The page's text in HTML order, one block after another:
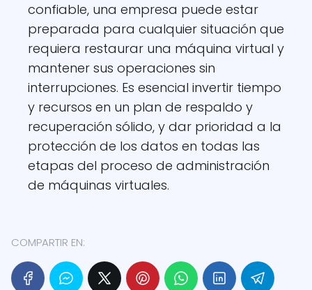
confiable, una empresa puede estar
preparada para cualquier situación que
requiera restaurar una máquina virtual y
mantener sus operaciones sin
interrupciones. Es esencial invertir tiempo
y recursos en un plan de respaldo y
recuperación sólido, y dar prioridad a la
protección de los datos en todas las
etapas del proceso de administración
de máquinas virtuales.
COMPARTIR EN: